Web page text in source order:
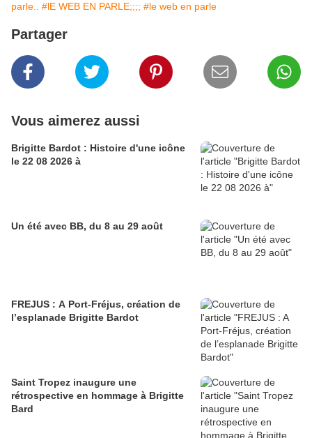
parle..
#lE WEB EN PARLE;;;; #le web en parle
Partager
Vous aimerez aussi
Brigitte Bardot : Histoire d'une icône
le 22 08 2026 à
Un été avec BB, du 8 au 29 août
FREJUS : A Port-Fréjus, création de
l’esplanade Brigitte Bardot
Saint Tropez inaugure une
rétrospective en hommage à Brigitte
Bard